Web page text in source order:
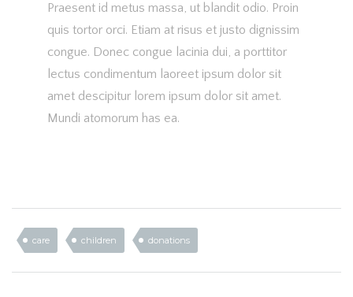
Praesent id metus massa, ut blandit odio. Proin
quis tortor orci. Etiam at risus et justo dignissim
congue. Donec congue lacinia dui, a porttitor
lectus condimentum laoreet ipsum dolor sit
amet descipitur lorem ipsum dolor sit amet.
Mundi atomorum has ea.
care children donations